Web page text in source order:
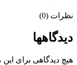
نظرات (0)
دیدگاهها
هیچ دیدگاهی برای